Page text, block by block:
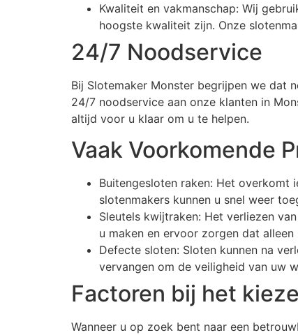
Kwaliteit en vakmanschap: Wij
hoogste kwaliteit zijn. Onze
24/7 Noodservice
Bij Slotemaker Monster begrijpen we dat
24/7 noodservice aan onze klanten in
altijd voor u klaar om u te helpen.
Vaak Voorkomende
Buitengesloten raken: Het overkomt
slotenmakers kunnen u snel weer
Sleutels kwijtraken: Het verliezen
u maken en ervoor zorgen dat
Defecte sloten: Sloten kunnen na
vervangen om de veiligheid van uw
Factoren bij het
Wanneer u op zoek bent naar een